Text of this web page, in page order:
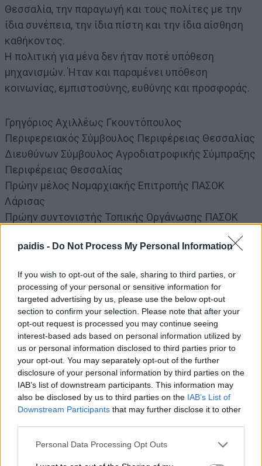
paidis - Do Not Process My Personal Information
If you wish to opt-out of the sale, sharing to third parties, or
processing of your personal or sensitive information for
targeted advertising by us, please use the below opt-out
section to confirm your selection. Please note that after your
opt-out request is processed you may continue seeing
interest-based ads based on personal information utilized by
us or personal information disclosed to third parties prior to
your opt-out. You may separately opt-out of the further
disclosure of your personal information by third parties on the
IAB’s list of downstream participants. This information may
also be disclosed by us to third parties on the IAB’s List of
Downstream Participants that may further disclose it to other
Personal Data Processing Opt Outs
Θεσσαλία, την παραγωγή και τους πολίτες με την
ίδια συνέπεια, την ίδια πίστη και την ίδια αίσθηση
καθήκοντος.
Η πολιτική για μένα δεν ήταν ποτέ υπόθεση
μηχανισμών. Ήταν και παραμένει υπόθεση
κοινωνίας, εμπιστοσύνης, ευθύνης και προσφοράς.
Γρηγόριος Αχιλλέως Γκουντόπουλος
Περιφερειακός Σύμβουλος Περιφέρειας Θεσσαλίας
Διευθύνων Σύμβουλος Αγροδιατροφικής Σύμπραξης
Περιφέρειας Θεσσαλίας
Πρώην μέλος Νομαρχιακής Επιτροπής ΠΑΣΟΚ
Λάρισας
Πρώην συντονιστής Τοπικής Οργάνωσης ΠΑΣΟΚ
Μη χάνετε καμία σημαντική είδηση του
Paidis.com
Προσθέστε το στις Αγαπημένες Πηγές της Google
, ώστε να
βλέπετε συχνότερα τις ειδήσεις μας στο Google Discover.
Προσθήκη του Paidis.com
Στη σελίδα που θα ανοίξει, πατήστε δίπλα στοPaid i s.comγια να
ολοκληρώσετε την προσθήκη.